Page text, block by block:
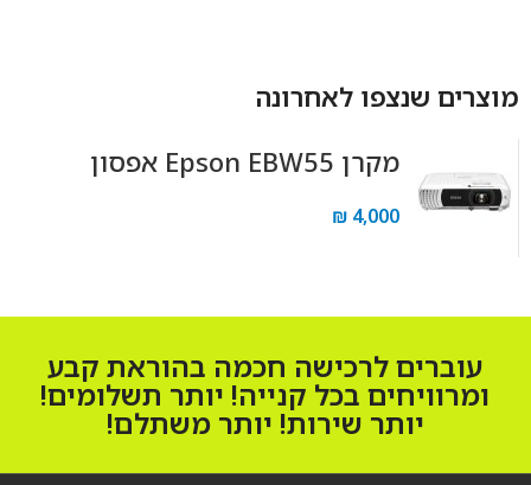
מוצרים שנצפו לאחרונה
מקרן Epson EBW55 אפסון
₪4,000
עוברים לרכישה חכמה בהוראת קבע
ומרוויחים בכל קנייה! יותר תשלומים!
יותר שירות! יותר משתלם!